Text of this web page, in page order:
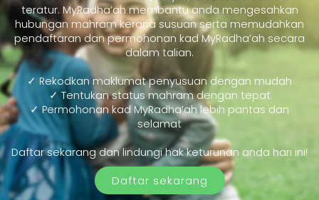
teratur. MyRadha’ah membantu anda mengesahkan
hubungan mahram kerana susuan serta memudahkan
pendaftaran dan permohonan kad MyRadha’ah secara
dalam talian.
✓ Rekodkan maklumat penyusuan dengan mudah
✓ Tentukan status mahram dengan tepat
✓ Permohonan kad MyRadha’ah lebih pantas dan
selamat
Daftar sekarang dan lindungi hak keturunan anda hari ini!
Daftar sekarang